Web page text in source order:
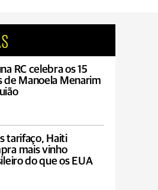
RC celebra os 15
de Manoela Menarim
tarifaço, Haiti
mais vinho
do que os EUA